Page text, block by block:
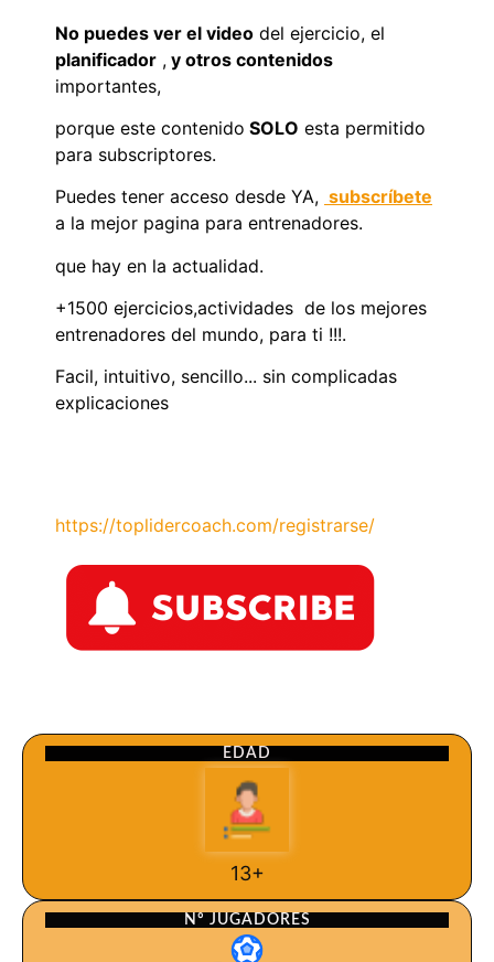
No puedes ver el video del ejercicio, el
planificador , y otros contenidos
importantes,
porque este contenido SOLO esta permitido
para subscriptores.
Puedes tener acceso desde YA, subscríbete
a la mejor pagina para entrenadores.
que hay en la actualidad.
+1500 ejercicios,actividades de los mejores
entrenadores del mundo, para ti !!!.
Facil, intuitivo, sencillo... sin complicadas
explicaciones
https://toplidercoach.com/registrarse/
EDAD
13+
Nº JUGADORES